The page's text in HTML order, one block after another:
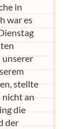
in
war es
unserer
stellte
nicht an
die
der